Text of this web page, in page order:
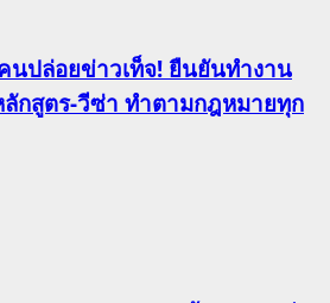
นปล่อยข่าวเท็จ! ยืนยันทำงาน
กสูตร-วีซ่า ทำตามกฎหมายทุก